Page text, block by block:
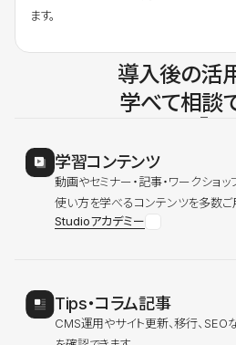
ます。
導入後の活
学べて相談
学習コンテンツ
動画やセミナー・記事・ワークショッ
使い方を学べるコンテンツを多数ご
Studioアカデミー
Tips・コラム記事
CMS運用やサイト更新、移行、SEO